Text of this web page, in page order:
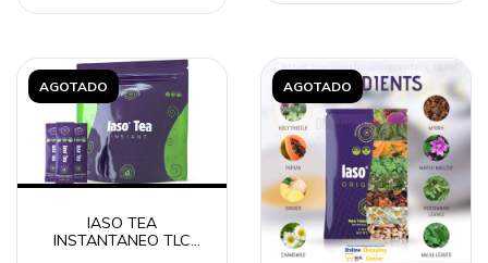
AGOTADO
IASO TEA
INSTANTANEO TLC
AGOTADO